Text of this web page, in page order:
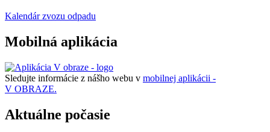
Kalendár zvozu odpadu
Mobilná aplikácia
Sledujte informácie z nášho webu v mobilnej aplikácii -
V OBRAZE.
Aktuálne počasie